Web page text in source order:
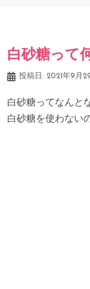
白砂糖って
投稿日: 2021年9月
白砂糖ってなんと
白砂糖を使わない